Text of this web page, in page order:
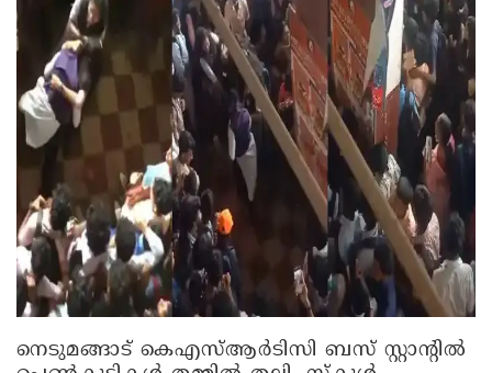
നെടുമങ്ങാട് കെഎസ്ആർടിസി ബസ് സ്റ്റാന്റിൽ